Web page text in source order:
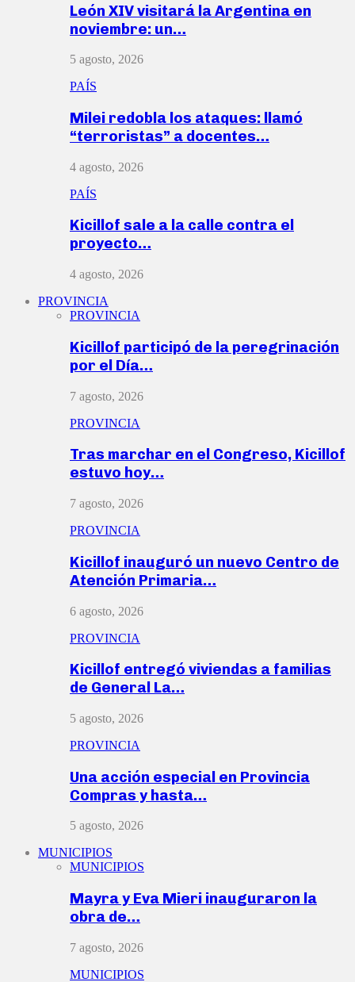
León XIV visitará la Argentina en
noviembre: un…
5 agosto, 2026
PAÍS
Milei redobla los ataques: llamó
“terroristas” a docentes…
4 agosto, 2026
PAÍS
Kicillof sale a la calle contra el
proyecto…
4 agosto, 2026
PROVINCIA
PROVINCIA
Kicillof participó de la peregrinación
por el Día…
7 agosto, 2026
PROVINCIA
Tras marchar en el Congreso, Kicillof
estuvo hoy…
7 agosto, 2026
PROVINCIA
Kicillof inauguró un nuevo Centro de
Atención Primaria…
6 agosto, 2026
PROVINCIA
Kicillof entregó viviendas a familias
de General La…
5 agosto, 2026
PROVINCIA
Una acción especial en Provincia
Compras y hasta…
5 agosto, 2026
MUNICIPIOS
MUNICIPIOS
Mayra y Eva Mieri inauguraron la
obra de…
7 agosto, 2026
MUNICIPIOS